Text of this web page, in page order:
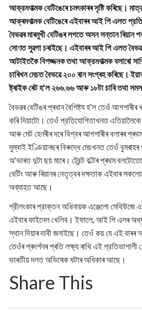
আক্রমণাত্মক বেটিঙেৰে চমৎকাৰৰ সৃষ্টি কৰিছে।
আক্ৰমণাত্মক বেটিঙেৰে এইবাৰৰ আই পি এলত
বৈভৱৰ মাৰমুখী বেটিঙৰ লগতে অসন সন্তান ৰিয়ান
সোণত সুৱগা চৰাইছে। এইবাৰৰ আই পি এলত বৈভৱৰ
আটাইতকৈ বিপজ্জনক তথা আক্রমণাত্মক বলাৰো
চাৰিখন মেচত বৈভৱে ২০০ ৰান সংগ্ৰহ কৰিছে।
ষ্ট্ৰাইক ৰেট হ'ল ২৬৬.৬৬ আৰু ১৮টা চাৰি তথা
বৈভৱৰ বেটিঙৰ প্ৰধান বৈশিষ্ট্য হ'ল তেওঁ
কৰি দিয়াটো। তেওঁ প্রতিযোগিতাখনত
আৰু মেট হেনৰীৰ দৰে বিশ্বৰ আগশাৰীৰ বলাৰৰ
মুম্বাই ইণ্ডিয়ানছৰ বিৰুদ্ধে মেচখনত তেওঁ
অ'ভাৰত দুটা ছয় মাৰে। ট্রেন্ট ব'ল্টৰ প্ৰথম
বেটিং আৰু ৰিয়ানৰ নেতৃত্বৰ দক্ষতাক এইবাৰ
অব্যাহত আছে।
শ্রীলংকাৰ প্রাক্তন অধিনায়ক এঞ্জেলো মেথিউজে
এইবাৰ ফাইনেল খেলিব। ইফালে, আই পি এলৰ
স্থান দিয়াৰ দাবী জনাইছে। তেওঁ কয় যে এই বাৰৰ
তেওঁৰ প্ৰদৰ্শনৰ প্ৰতি লক্ষ্য ৰাখি এই
ভাৰতীয় দলত অভিষেক ঘটাৰ অধিকাৰ আছে।
Share This